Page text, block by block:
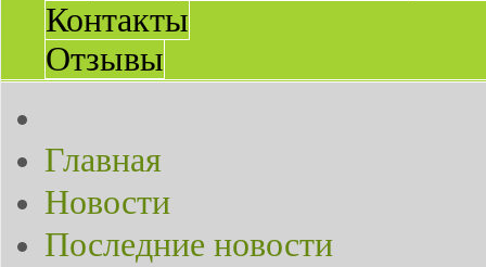
Контакты
Отзывы
Главная
Новости
Последние новости